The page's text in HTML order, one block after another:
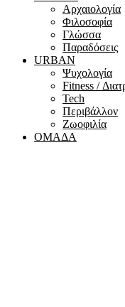
Αρχαιολογία
Φιλοσοφία
Γλώσσα
Παραδόσεις
URBAN
Ψυχολογία
Fitness /
Tech
Περιβάλλον
Ζωοφιλία
ΟΜΑΔΑ